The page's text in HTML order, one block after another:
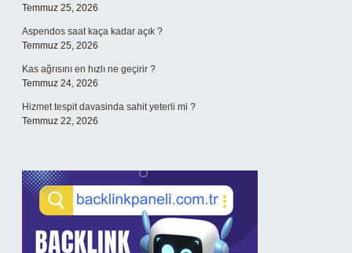
Temmuz 25, 2026
Aspendos saat kaça kadar açık ?
Temmuz 25, 2026
Kas ağrısını en hızlı ne geçirir ?
Temmuz 24, 2026
Hizmet tespit davasinda sahit yeterli mi ?
Temmuz 22, 2026